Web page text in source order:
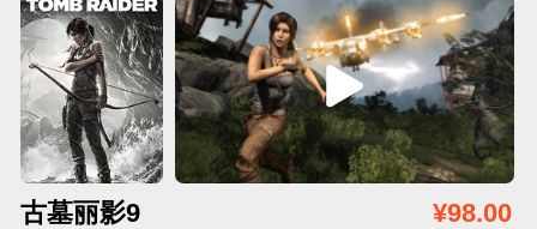
古墓丽影9 ¥98.00